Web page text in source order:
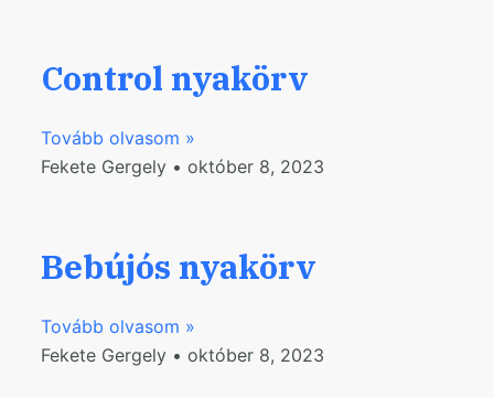
Control nyakörv
Tovább olvasom »
Fekete Gergely
október 8, 2023
Bebújós nyakörv
Tovább olvasom »
Fekete Gergely
október 8, 2023